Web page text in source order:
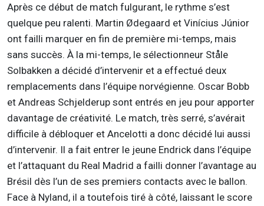
Après ce début de match fulgurant, le rythme s’est
quelque peu ralenti. Martin Ødegaard et Vinícius Júnior
ont failli marquer en fin de première mi-temps, mais
sans succès. À la mi-temps, le sélectionneur Ståle
Solbakken a décidé d’intervenir et a effectué deux
remplacements dans l’équipe norvégienne. Oscar Bobb
et Andreas Schjelderup sont entrés en jeu pour apporter
davantage de créativité. Le match, très serré, s’avérait
difficile à débloquer et Ancelotti a donc décidé lui aussi
d’intervenir. Il a fait entrer le jeune Endrick dans l’équipe
et l’attaquant du Real Madrid a failli donner l’avantage au
Brésil dès l’un de ses premiers contacts avec le ballon.
Face à Nyland, il a toutefois tiré à côté, laissant le score